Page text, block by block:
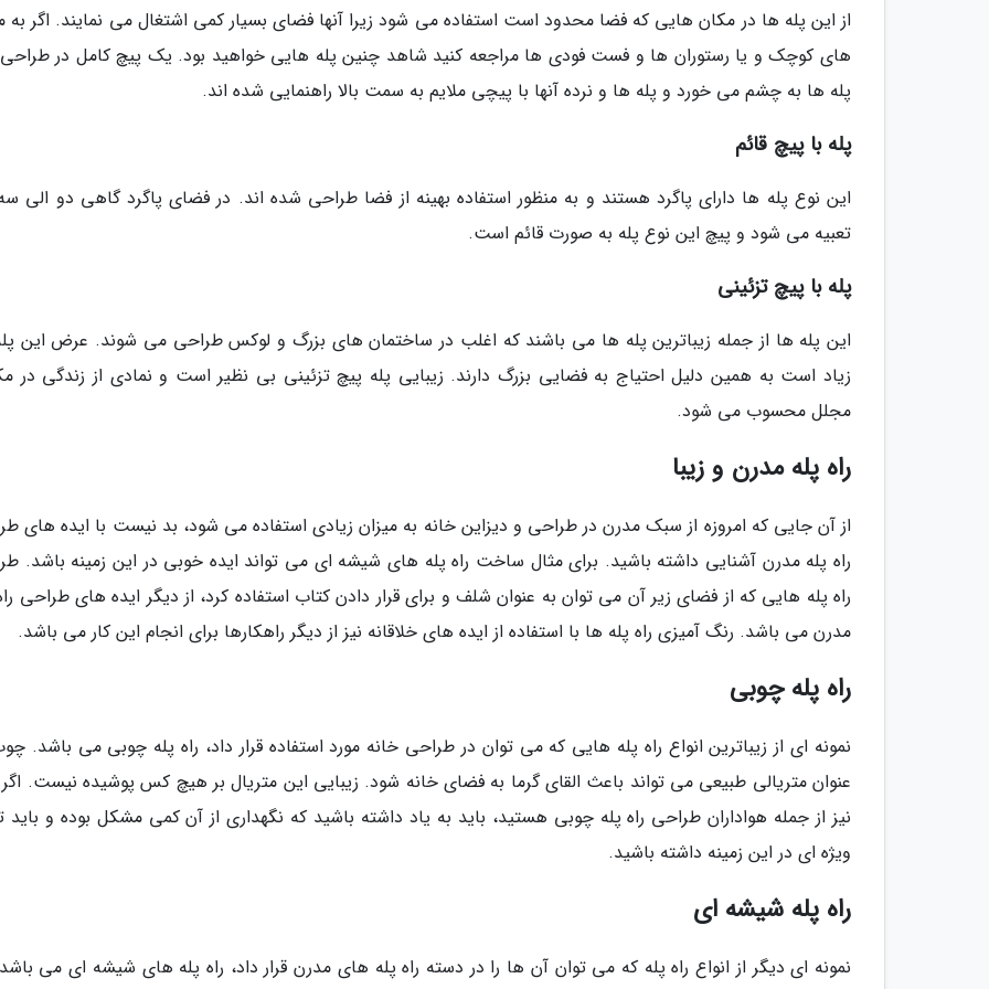
از این پله ها در مکان هایی که فضا محدود است استفاده می شود زیرا آنها فضای بسیار کمی اشتغال می نمایند. اگر به
های کوچک و یا رستوران ها و فست فودی ها مراجعه کنید شاهد چنین پله هایی خواهید بود. یک پیچ کامل در
پله ها به چشم می خورد و پله ها و نرده آنها با پیچی ملایم به سمت بالا راهنمایی شده اند.
پله با پیچ قائم
این نوع پله ها دارای پاگرد هستند و به منظور استفاده بهینه از فضا طراحی شده اند. در فضای پاگرد گاهی دو الی
تعبیه می شود و پیچ این نوع پله به صورت قائم است.
پله با پیچ تزئینی
این پله ها از جمله زیباترین پله ها می باشند که اغلب در ساختمان های بزرگ و لوکس طراحی می شوند. عرض این
زیاد است به همین دلیل احتیاج به فضایی بزرگ دارند. زیبایی پله پیچ تزئینی بی نظیر است و نمادی از زندگی در
مجلل محسوب می شود.
راه پله مدرن و زیبا
از آن جایی که امروزه از سبک مدرن در طراحی و دیزاین خانه به میزان زیادی استفاده می شود، بد نیست با ایده های
راه پله مدرن آشنایی داشته باشید. برای مثال ساخت راه پله های شیشه ای می تواند ایده خوبی در این زمینه باشد.
راه پله هایی که از فضای زیر آن می توان به عنوان شلف و برای قرار دادن کتاب استفاده کرد، از دیگر ایده های طراحی
مدرن می باشد. رنگ آمیزی راه پله ها با استفاده از ایده های خلاقانه نیز از دیگر راهکارها برای انجام این کار می باشد.
راه پله چوبی
نمونه ای از زیباترین انواع راه پله هایی که می توان در طراحی خانه مورد استفاده قرار داد، راه پله چوبی می باشد.
عنوان متریالی طبیعی می تواند باعث القای گرما به فضای خانه شود. زیبایی این متریال بر هیچ کس پوشیده نیست.
نیز از جمله هواداران طراحی راه پله چوبی هستید، باید به یاد داشته باشید که نگهداری از آن کمی مشکل بوده و باید
ویژه ای در این زمینه داشته باشید.
راه پله شیشه ای
نمونه ای دیگر از انواع راه پله که می توان آن ها را در دسته راه پله های مدرن قرار داد، راه پله های شیشه ای می